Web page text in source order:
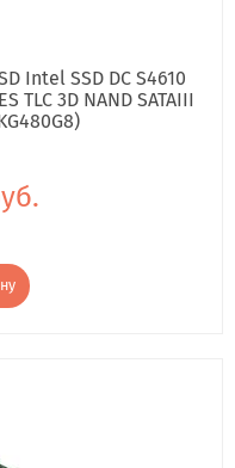
Intel SSD DC S4610
TLC 3D NAND SATAIII